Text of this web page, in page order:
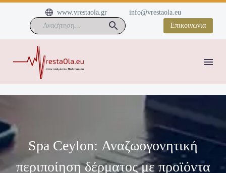

 www.vrestaola.gr
info@vrestaola.eu
Επικοινωνία
Spa Ceylon: Αναζωογονητική
περιποίηση δέρματος με προϊόντα